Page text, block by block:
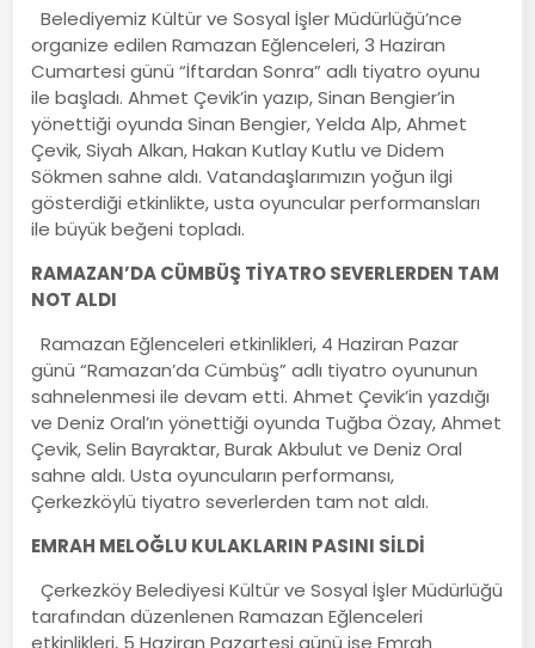
Belediyemiz Kültür ve Sosyal İşler Müdürlüğü’nce
organize edilen Ramazan Eğlenceleri, 3 Haziran
Cumartesi günü “İftardan Sonra” adlı tiyatro oyunu
ile başladı. Ahmet Çevik’in yazıp, Sinan Bengier’in
yönettiği oyunda Sinan Bengier, Yelda Alp, Ahmet
Çevik, Siyah Alkan, Hakan Kutlay Kutlu ve Didem
Sökmen sahne aldı. Vatandaşlarımızın yoğun ilgi
gösterdiği etkinlikte, usta oyuncular performansları
ile büyük beğeni topladı.
RAMAZAN’DA CÜMBÜŞ TİYATRO SEVERLERDEN TAM
NOT ALDI
Ramazan Eğlenceleri etkinlikleri, 4 Haziran Pazar
günü “Ramazan’da Cümbüş” adlı tiyatro oyununun
sahnelenmesi ile devam etti. Ahmet Çevik’in yazdığı
ve Deniz Oral’ın yönettiği oyunda Tuğba Özay, Ahmet
Çevik, Selin Bayraktar, Burak Akbulut ve Deniz Oral
sahne aldı. Usta oyuncuların performansı,
Çerkezköylü tiyatro severlerden tam not aldı.
EMRAH MELOĞLU KULAKLARIN PASINI SİLDİ
Çerkezköy Belediyesi Kültür ve Sosyal İşler Müdürlüğü
tarafından düzenlenen Ramazan Eğlenceleri
etkinlikleri, 5 Haziran Pazartesi günü ise Emrah